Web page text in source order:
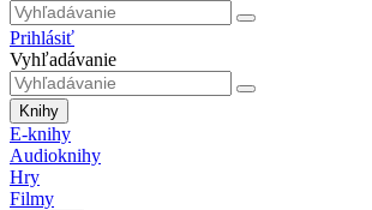
Prihlásiť
Vyhľadávanie
Knihy
E-knihy
Audioknihy
Hry
Filmy